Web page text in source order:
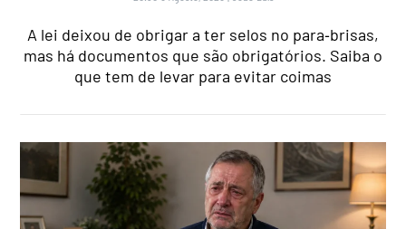
A lei deixou de obrigar a ter selos no para‑brisas,
mas há documentos que são obrigatórios. Saiba o
que tem de levar para evitar coimas